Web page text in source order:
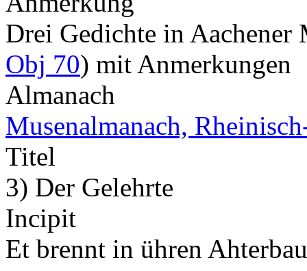
Drei Gedichte in
Obj 70) mit Anmerkungen
Almanach
Musenalmanach,
Titel
3) Der Gelehrte
Incipit
Et brennt in ühren